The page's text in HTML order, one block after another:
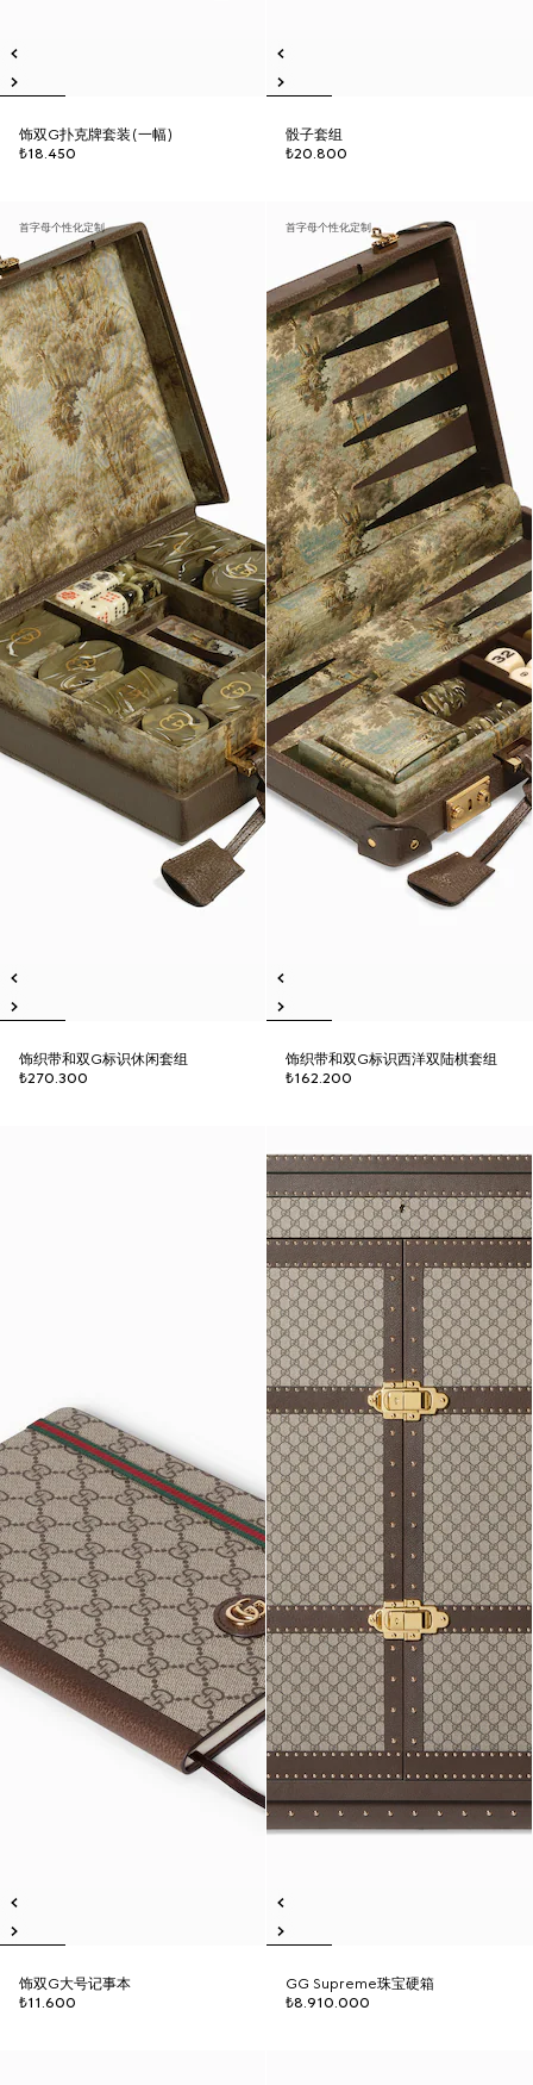
饰双G扑克牌套装(一幅)
₺18.450
骰子套组
₺20.800
首字母个性化定制
饰织带和双G标识休闲套组
₺270.300
首字母个性化定制
饰织带和双G标识西洋双陆棋套组
₺162.200
饰双G大号记事本
₺11.600
GG Supreme珠宝硬箱
₺8.910.000